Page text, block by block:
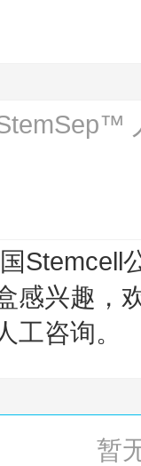
Stemcell
感兴趣，
工咨询。
暂